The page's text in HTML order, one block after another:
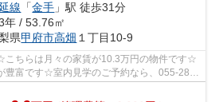
線 「金手 」駅 徒歩31分
年 / 53.76㎡
県甲府市高畑 １丁目10-9
こちらは月々の家賃が10.3万円の物件です☆
豊富です☆室内見学のご予約なら、055-287-